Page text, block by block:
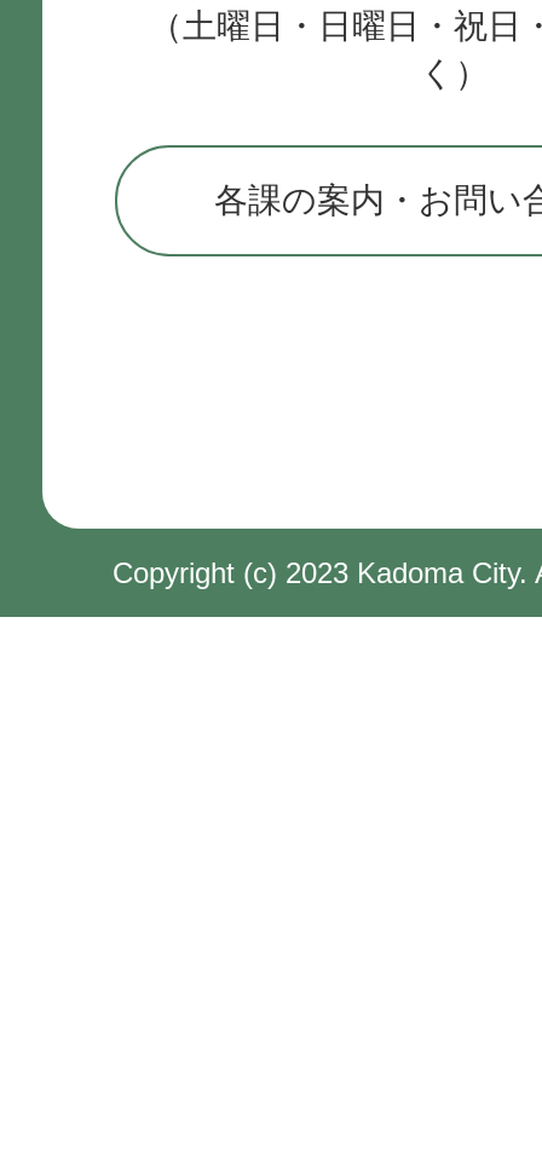
（土曜日・日曜日・祝日
く）
各課の案内・お問い
Copyright (c) 2023 Kadoma City.